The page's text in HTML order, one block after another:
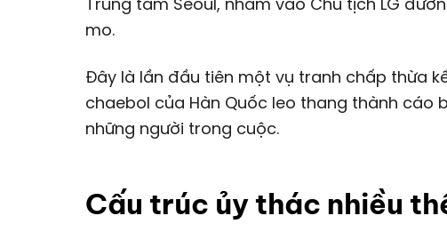
mo.
Đây là lần đầu tiên một vụ tranh chấp thừa
chaebol của Hàn Quốc leo thang thành cáo
những người trong cuộc.
Cấu trúc ủy thác nhiều